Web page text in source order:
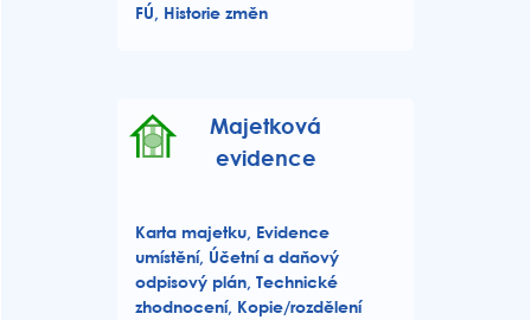
FÚ, Historie změn
Majetková
evidence
Karta majetku, Evidence
umístění, Účetní a daňový
odpisový plán, Technické
zhodnocení, Kopie/rozdělení